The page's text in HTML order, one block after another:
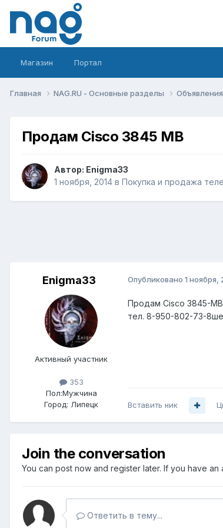
Магазин Портал
Главная NAG.RU - Основные разделы Объявления
Продам Cisco 3845 MB
Автор: Enigma33
1 ноября, 2014 в Покупка и продажа
Enigma33
Активный участник
353
Пол:Мужчина
Город: Липецк
Опубликовано 1 ноября,
Продам Cisco 3845-
тел. 8-950-802-73-
Вставить ник
Join the conversation
You can post now and register later. If you have an
Ответить в тему...